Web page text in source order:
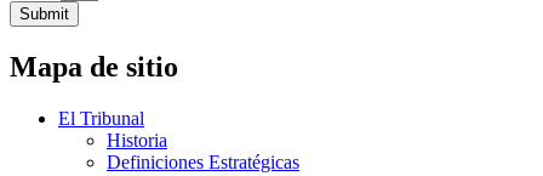
Submit
Mapa de sitio
El Tribunal
Historia
Definiciones Estratégicas